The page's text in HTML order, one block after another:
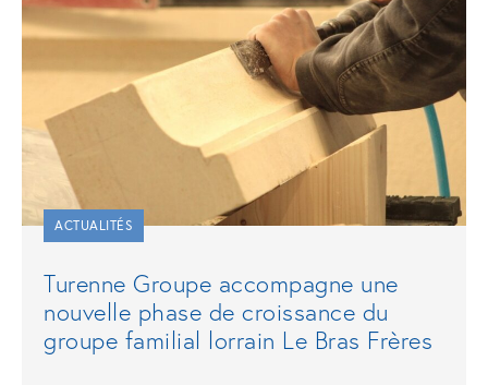
ACTUALITÉS
Turenne Groupe accompagne une
nouvelle phase de croissance du
groupe familial lorrain Le Bras Frères